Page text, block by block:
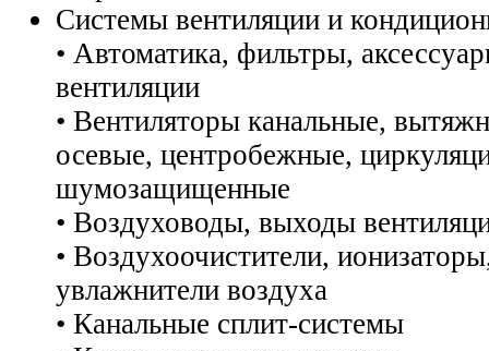
Системы вентиляции и
• Автоматика, фильтры,
вентиляции
• Вентиляторы канальные,
осевые, центробежные,
шумозащищенные
• Воздуховоды, выходы
• Воздухоочистители,
увлажнители воздуха
• Канальные сплит-системы